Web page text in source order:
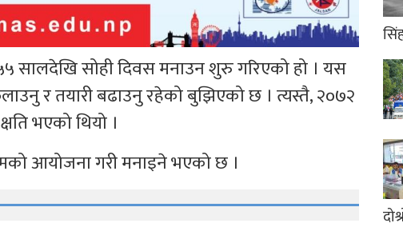
सालदेखि सोही दिवस मनाउन शुरु गरिएको हो । यस
र तयारी बढाउनु रहेको बुझिएको छ । त्यस्तै, २०७२
भएको थियो ।
आयोजना गरी मनाइने भएको छ ।